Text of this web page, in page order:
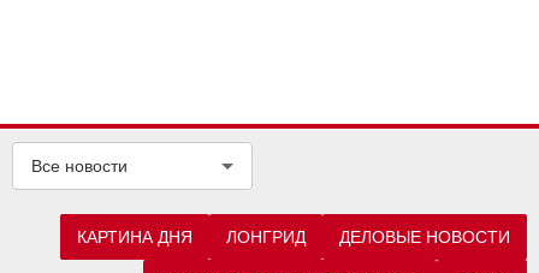
Все новости
КАРТИНА ДНЯ ЛОНГРИД ДЕЛОВЫЕ НОВОСТИ